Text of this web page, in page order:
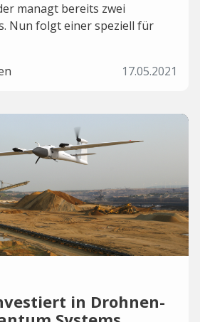
managt bereits zwei
Nun folgt einer speziell für
17.05.2021
in Drohnen-